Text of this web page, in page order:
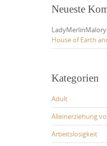
Neueste
LadyMerlinMalory
House of Earth
Kategorien
Adult
Alleinerziehung
Arbeitslosigkeit